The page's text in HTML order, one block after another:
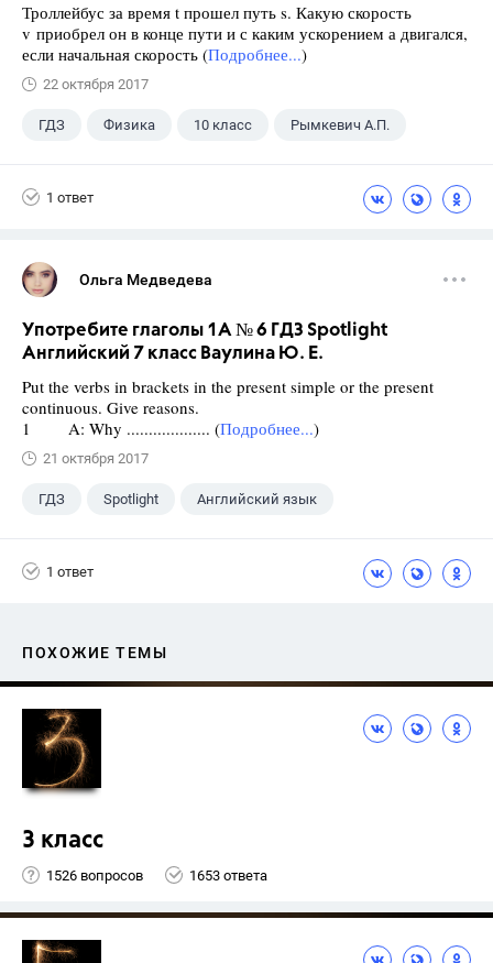
Троллейбус за время t прошел путь s. Какую скорость
v приобрел он в конце пути и с каким ускорением а двигался,
если начальная скорость (Подробнее...)
22 октября 2017
ГДЗ Физика 10 класс Рымкевич А.П.
1 ответ
Ольга Медведева
Употребите глаголы 1A № 6 ГДЗ Spotlight
Английский 7 класс Ваулина Ю. Е.
Put the verbs in brackets in the present simple or the present
continuous. Give reasons.
1 A: Why ................... (Подробнее...)
21 октября 2017
ГДЗ Spotlight Английский язык
1 ответ
ПОХОЖИЕ ТЕМЫ
3 класс
1526 вопросов 1653 ответа